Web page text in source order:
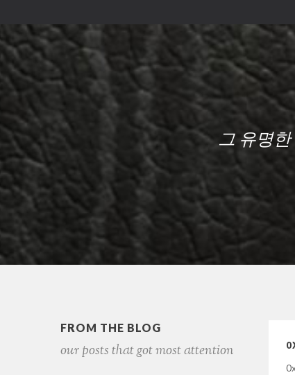
그 유명
FROM THE BLOG
our posts that got most attention